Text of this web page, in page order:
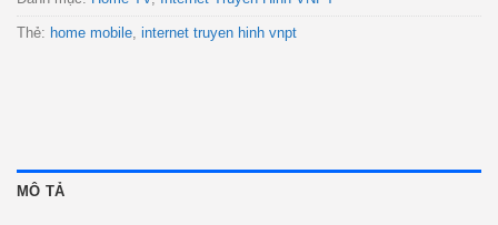
Thẻ: home mobile internet truyen hinh vnpt
MÔ TẢ